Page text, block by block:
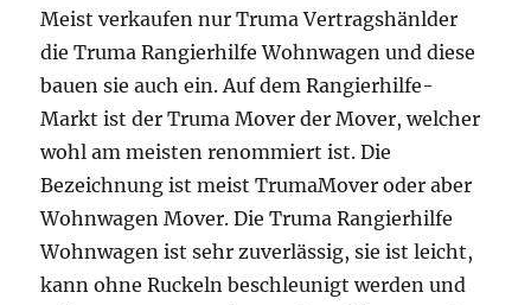
Meist verkaufen nur Truma Vertragshänlder
die Truma Rangierhilfe Wohnwagen und diese
bauen sie auch ein. Auf dem Rangierhilfe-
Markt ist der Truma Mover der Mover, welcher
wohl am meisten renommiert ist. Die
Bezeichnung ist meist TrumaMover oder aber
Wohnwagen Mover. Die Truma Rangierhilfe
Wohnwagen ist sehr zuverlässig, sie ist leicht,
kann ohne Ruckeln beschleunigt werden und